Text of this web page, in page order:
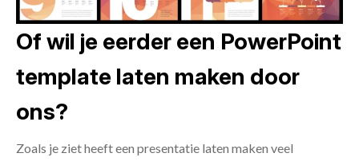
Of wil je eerder een PowerPoint
template laten maken door
ons?
Zoals je ziet heeft een presentatie laten maken veel